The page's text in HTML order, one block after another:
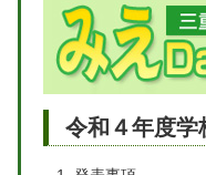
令和４年度学